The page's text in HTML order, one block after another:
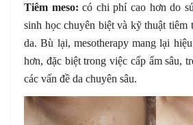
Tiêm meso: có chi phí cao hơn do
sinh học chuyên biệt và kỹ thuật tiêm
da. Bù lại, mesotherapy mang lại
hơn, đặc biệt trong việc cấp ẩm sâu,
các vấn đề da chuyên sâu.